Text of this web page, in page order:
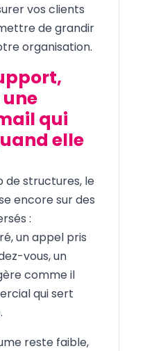
vos clients
de grandir
organisation.
qui
elle
de structures, le
encore sur des
:
un appel pris
vous, un
comme il
qui sert
reste faible,